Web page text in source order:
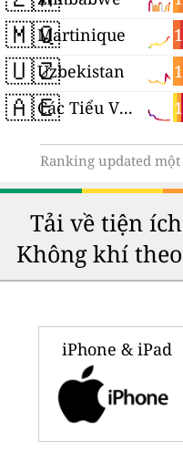
🇲🇶Martinique
🇺🇿Uzbekistan
🇦🇪 Các Tiểu Vương quốc Ả Rập Thống nhất
Ranking updated
Tải về tiện
Không khí
iPhone & iPad